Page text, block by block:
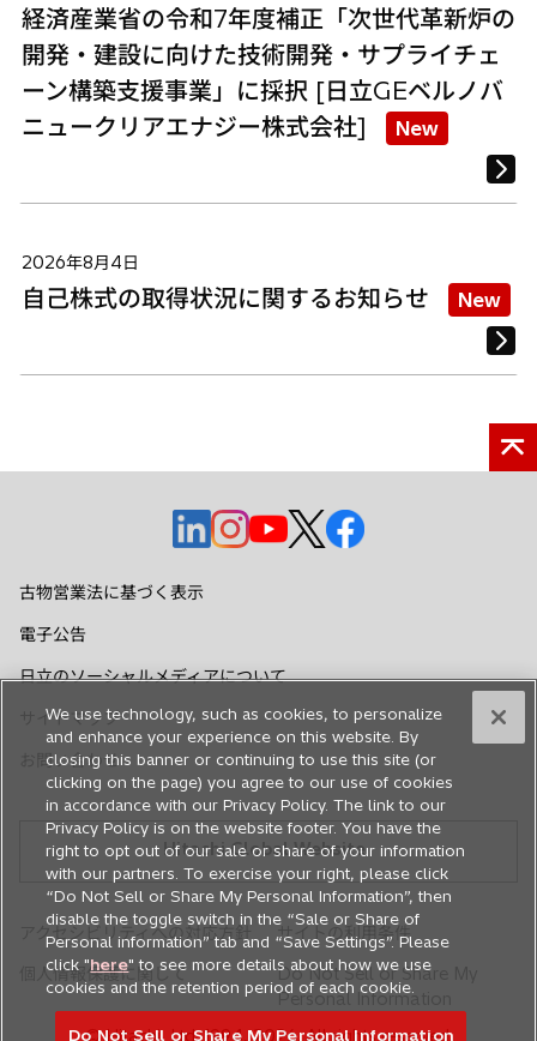
経済産業省の令和7年度補正「次世代革新炉の
開発・建設に向けた技術開発・サプライチェ
ーン構築支援事業」に採択 [日立GEベルノバ
ニュークリアエナジー株式会社]
New
2026年8月4日
自己株式の取得状況に関するお知らせ New
新
し
で
く
新
し
で
く
新
し
く
新
し
く
新
く
古物営業法に基づく表示
電子公告
日立のソーシャルメディアについて
サイトマップ
お問い合わせ
Hitachi Global Website
© Hitachi, Ltd. 1994,2026. All rights reserved.
アクセシビリティへの対応方針
サイトの利用条件
個人情報保護に関して
Do Not Sell or Share My
Personal Information
We use technology, such as cookies, to personalize
and enhance your experience on this website. By
closing this banner or continuing to use this site (or
clicking on the page) you agree to our use of cookies
in accordance with our Privacy Policy. The link to our
Privacy Policy is on the website footer. You have the
right to opt out of our sale or share of your information
with our partners. To exercise your right, please click
“Do Not Sell or Share My Personal Information”, then
disable the toggle switch in the “Sale or Share of
Personal information” tab and “Save Settings”. Please
click "here" to see more details about how we use
cookies and the retention period of each cookie.
Do Not Sell or Share My Personal Information